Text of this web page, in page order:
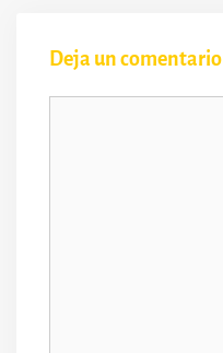
Deja un comentario